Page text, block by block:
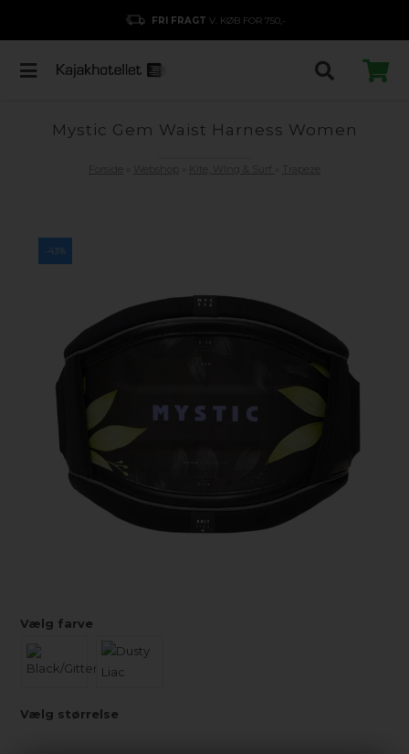
FRI FRAGT V. KØB FOR 750,-
Mystic Gem Waist Harness Women
-43%
Vælg farve
Vælg størrelse